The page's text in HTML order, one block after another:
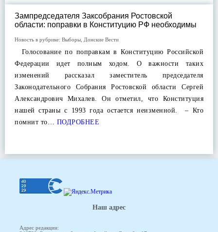
Зампредседателя Заксобрания Ростовской
области: поправки в Конституцию РФ необходимы
Новость в рубрике: Выборы Донские Вести
Голосование по поправкам в Конституцию Российской
Федерации идет полным ходом. О важности таких
изменений рассказал заместитель председателя
Законодательного Собрания Ростовской области Сергей
Александрович Михалев. Он отметил, что Конституция
нашей страны с 1993 года остается неизменной. – Кто
помнит то… ПОДРОБНЕЕ
Наш адрес
Адрес редакции: